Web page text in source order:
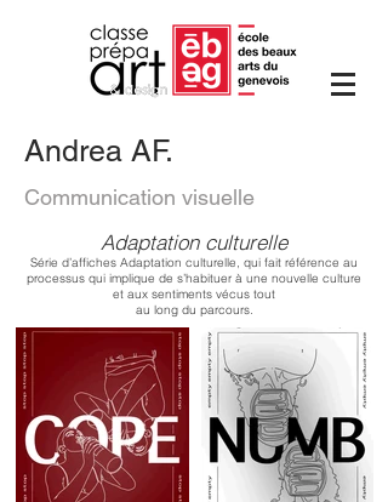
Andrea AF.
Communication visuelle
Adaptation culturelle
Série d’affiches Adaptation culturelle, qui fait référence au
processus qui implique de s’habituer à une nouvelle culture
et aux sentiments vécus tout
au long du parcours.